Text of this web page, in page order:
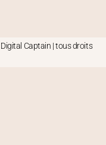
Digital Captain | tous droits